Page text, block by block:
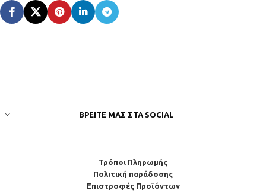
ΒΡΕΊΤΕ ΜΑΣ ΣΤΑ SOCIAL
Τρόποι Πληρωμής
Πολιτική παράδοσης
Επιστροφές Προϊόντων